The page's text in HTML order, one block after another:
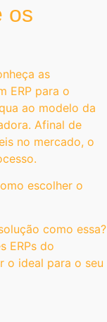
os
as
ERP para o
ao modelo da
Afinal de
no mercado, o
escolher o
como essa?
ERPs do
o ideal para o seu